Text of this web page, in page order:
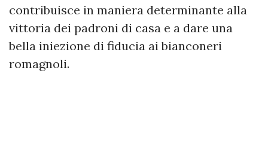
contribuisce in maniera determinante alla
vittoria dei padroni di casa e a dare una
bella iniezione di fiducia ai bianconeri
romagnoli.